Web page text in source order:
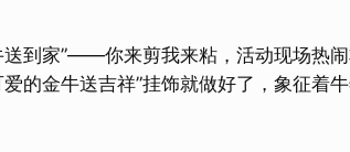
家”——你来剪我来粘，活动现场热闹
的金牛送吉祥”挂饰就做好了，象征着